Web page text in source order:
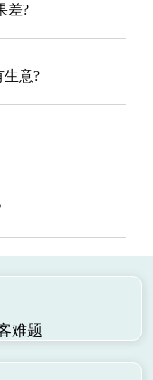
差?
意?
难题